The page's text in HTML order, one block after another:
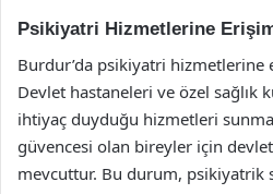
Psikiyatri Hizmetlerine
Burdur’da psikiyatri hizmetlerine
Devlet hastaneleri ve özel sağlık
ihtiyaç duyduğu hizmetleri
güvencesi olan bireyler için
mevcuttur. Bu durum, psikiyatrik